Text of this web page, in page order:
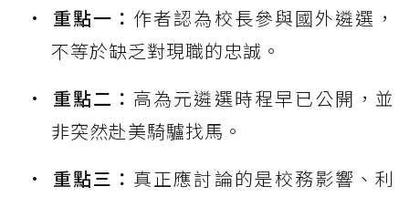
重點一： 作者認為校長參與國外遴選，
不等於缺乏對現職的忠誠。
重點二： 高為元遴選時程早已公開，並
非突然赴美騎驢找馬。
重點三： 真正應討論的是校務影響、利